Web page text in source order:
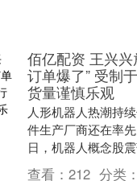
佰亿配资 王兴兴
订单爆了” 受制
货量谨慎乐观
人形机器人热潮持
件生产厂商还在率
日，机器人概念股
停。五洲新春、赛
查看： 212 分类：